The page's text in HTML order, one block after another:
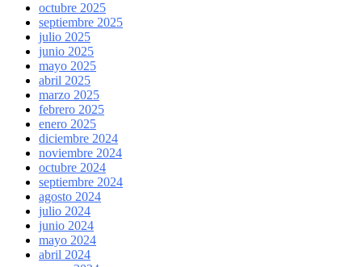
octubre 2025
septiembre 2025
julio 2025
junio 2025
mayo 2025
abril 2025
marzo 2025
febrero 2025
enero 2025
diciembre 2024
noviembre 2024
octubre 2024
septiembre 2024
agosto 2024
julio 2024
junio 2024
mayo 2024
abril 2024